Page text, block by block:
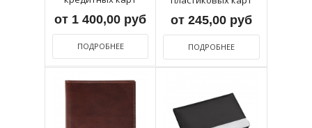
от 1 400,00 руб
ПОДРОБНЕЕ
от 245,00 руб
ПОДРОБНЕЕ